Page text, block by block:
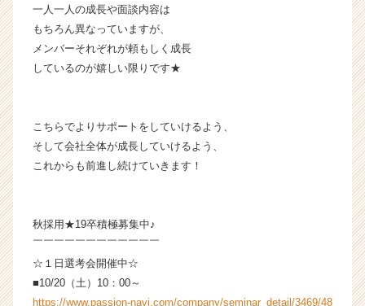
e
e
r）
一人一人の成長や面談内容は
もちろん異なっていますが、
メンバーそれぞれが頼もしく成長
しているのが嬉しい限りです★
こちらでよりサポートをしていけるよう、
そして会社全体が成長していけるよう、
これからも前進し続けていきます！
秋採用★19卒積極募集中♪
￣￣￣￣￣￣￣￣￣￣￣￣
☆１日選考会開催中☆
■10/20（土）10：00～
https://www.passion-navi.com/company/seminar_detail/3469/48